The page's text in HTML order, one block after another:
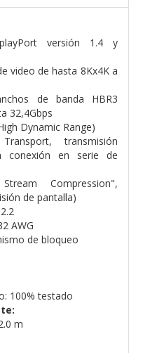
versión 1.4 y
video de hasta 8Kx4K a
de banda HBR3
32,4Gbps
Dynamic Range)
transmisión
conexión en serie de
Compression",
de pantalla)
AWG
de bloqueo
100% testado
m